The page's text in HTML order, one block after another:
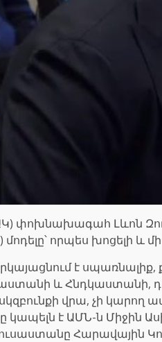
փոխնախագահ Լևոն
մոդելը՝ որպես խոցելի
է
և Հնդկաստանի,
վրա, չի կարող
է ԱՄՆ-ն Միջին
Հարավային